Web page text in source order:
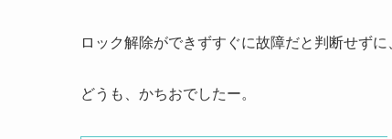
ロック解除ができずすぐに故障だと判断せず
どうも、かちおでしたー。